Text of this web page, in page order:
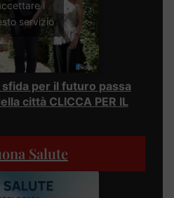
i
servizio
sfida per il futuro passa
città CLICCA PER IL
Salute